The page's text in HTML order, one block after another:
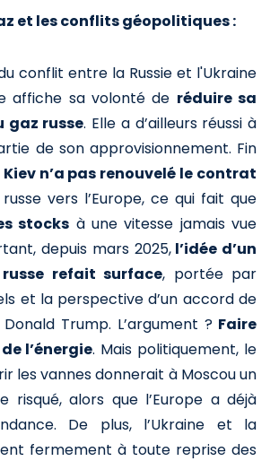
et les conflits géopolitiques :
conflit entre la Russie et l'Ukraine
affiche sa volonté de réduire sa
gaz russe. Elle a d’ailleurs réussi à
de son approvisionnement. Fin
Kiev n’a pas renouvelé le contrat
vers l’Europe, ce qui fait que
stocks à une vitesse jamais vue
depuis mars 2025,l’idée d’un
refait surface, portée par
et la perspective d’un accord de
Trump. L’argument ? Faire
l’énergie. Mais politiquement, le
les vannes donnerait à Moscou un
risqué, alors que l’Europe a déjà
De plus, l’Ukraine et la
fermement à toute reprise des